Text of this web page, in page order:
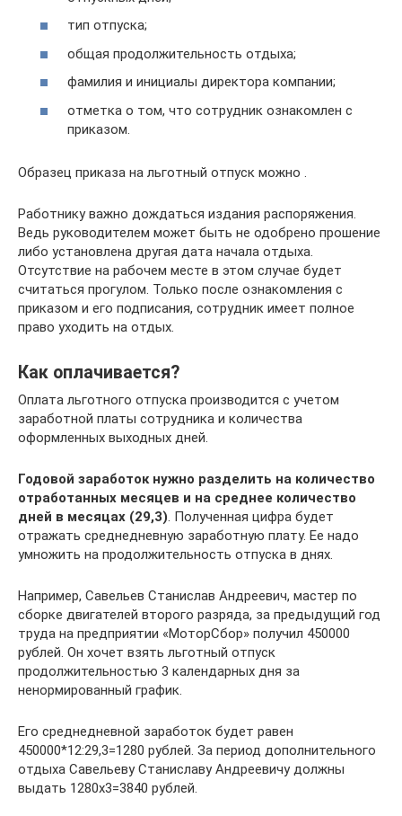
тип отпуска;
общая продолжительность отдыха;
фамилия и инициалы директора компании;
отметка о том, что сотрудник ознакомлен с
приказом.
Образец приказа на льготный отпуск можно .
Работнику важно дождаться издания распоряжения.
Ведь руководителем может быть не одобрено прошение
либо установлена другая дата начала отдыха.
Отсутствие на рабочем месте в этом случае будет
считаться прогулом. Только после ознакомления с
приказом и его подписания, сотрудник имеет полное
право уходить на отдых.
Как оплачивается?
Оплата льготного отпуска производится с учетом
заработной платы сотрудника и количества
оформленных выходных дней.
Годовой заработок нужно разделить на количество
отработанных месяцев и на среднее количество
дней в месяцах (29,3). Полученная цифра будет
отражать среднедневную заработную плату. Ее надо
умножить на продолжительность отпуска в днях.
Например, Савельев Станислав Андреевич, мастер по
сборке двигателей второго разряда, за предыдущий год
труда на предприятии «МоторСбор» получил 450000
рублей. Он хочет взять льготный отпуск
продолжительностью 3 календарных дня за
ненормированный график.
Его среднедневной заработок будет равен
450000*12:29,3=1280 рублей. За период дополнительного
отдыха Савельеву Станиславу Андреевичу должны
выдать 1280х3=3840 рублей.